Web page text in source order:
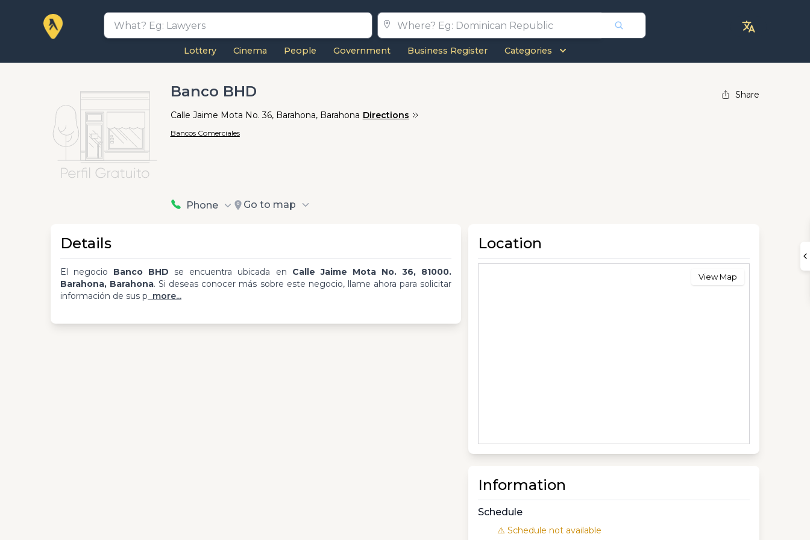
Lottery Cinema People Government Business Register Categories
Banco BHD
Calle Jaime Mota No. 36, Barahona, Barahona Directions
Bancos Comerciales
Phone Go to map
Share
Details
El negocio Banco BHD se encuentra ubicada en Calle Jaime Mota No. 36, 81000.
Barahona, Barahona. Si deseas conocer más sobre este negocio, llame ahora para solicitar
información de sus p more...
Location
View Map
Information
Schedule
⚠️ Schedule not available